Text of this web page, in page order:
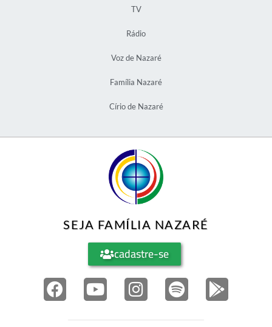
TV
Rádio
Voz de Nazaré
Família Nazaré
Círio de Nazaré
SEJA FAMÍLIA NAZARÉ
cadastre-se